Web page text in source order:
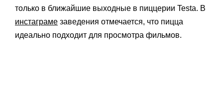
только в ближайшие выходные в пиццерии Testa. В
инстаграме заведения отмечается, что пицца
идеально подходит для просмотра фильмов.